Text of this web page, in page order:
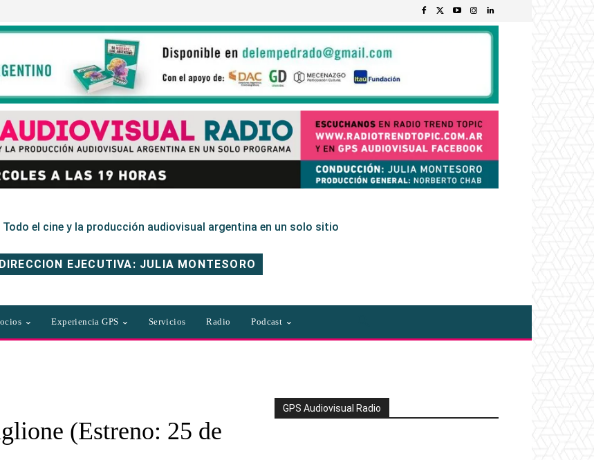
Todo el cine y la producción audiovisual argentina en un solo sitio
DIRECCION EJECUTIVA: JULIA MONTESORO
Experiencia GPS Servicios Radio Podcast
(Estreno: 25 de
GPS Audiovisual Radio